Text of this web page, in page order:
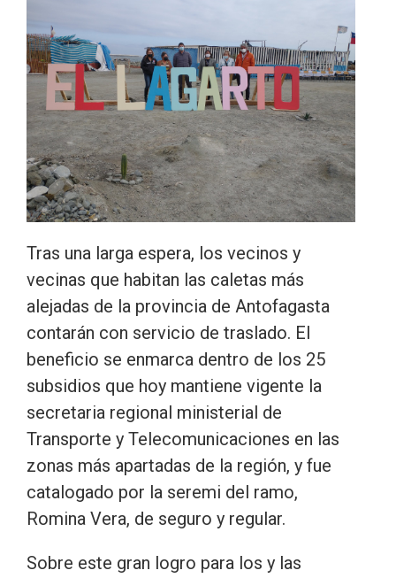
Tras una larga espera, los vecinos y
vecinas que habitan las caletas más
alejadas de la provincia de Antofagasta
contarán con servicio de traslado. El
beneficio se enmarca dentro de los 25
subsidios que hoy mantiene vigente la
secretaria regional ministerial de
Transporte y Telecomunicaciones en las
zonas más apartadas de la región, y fue
catalogado por la seremi del ramo,
Romina Vera, de seguro y regular.
Sobre este gran logro para los y las